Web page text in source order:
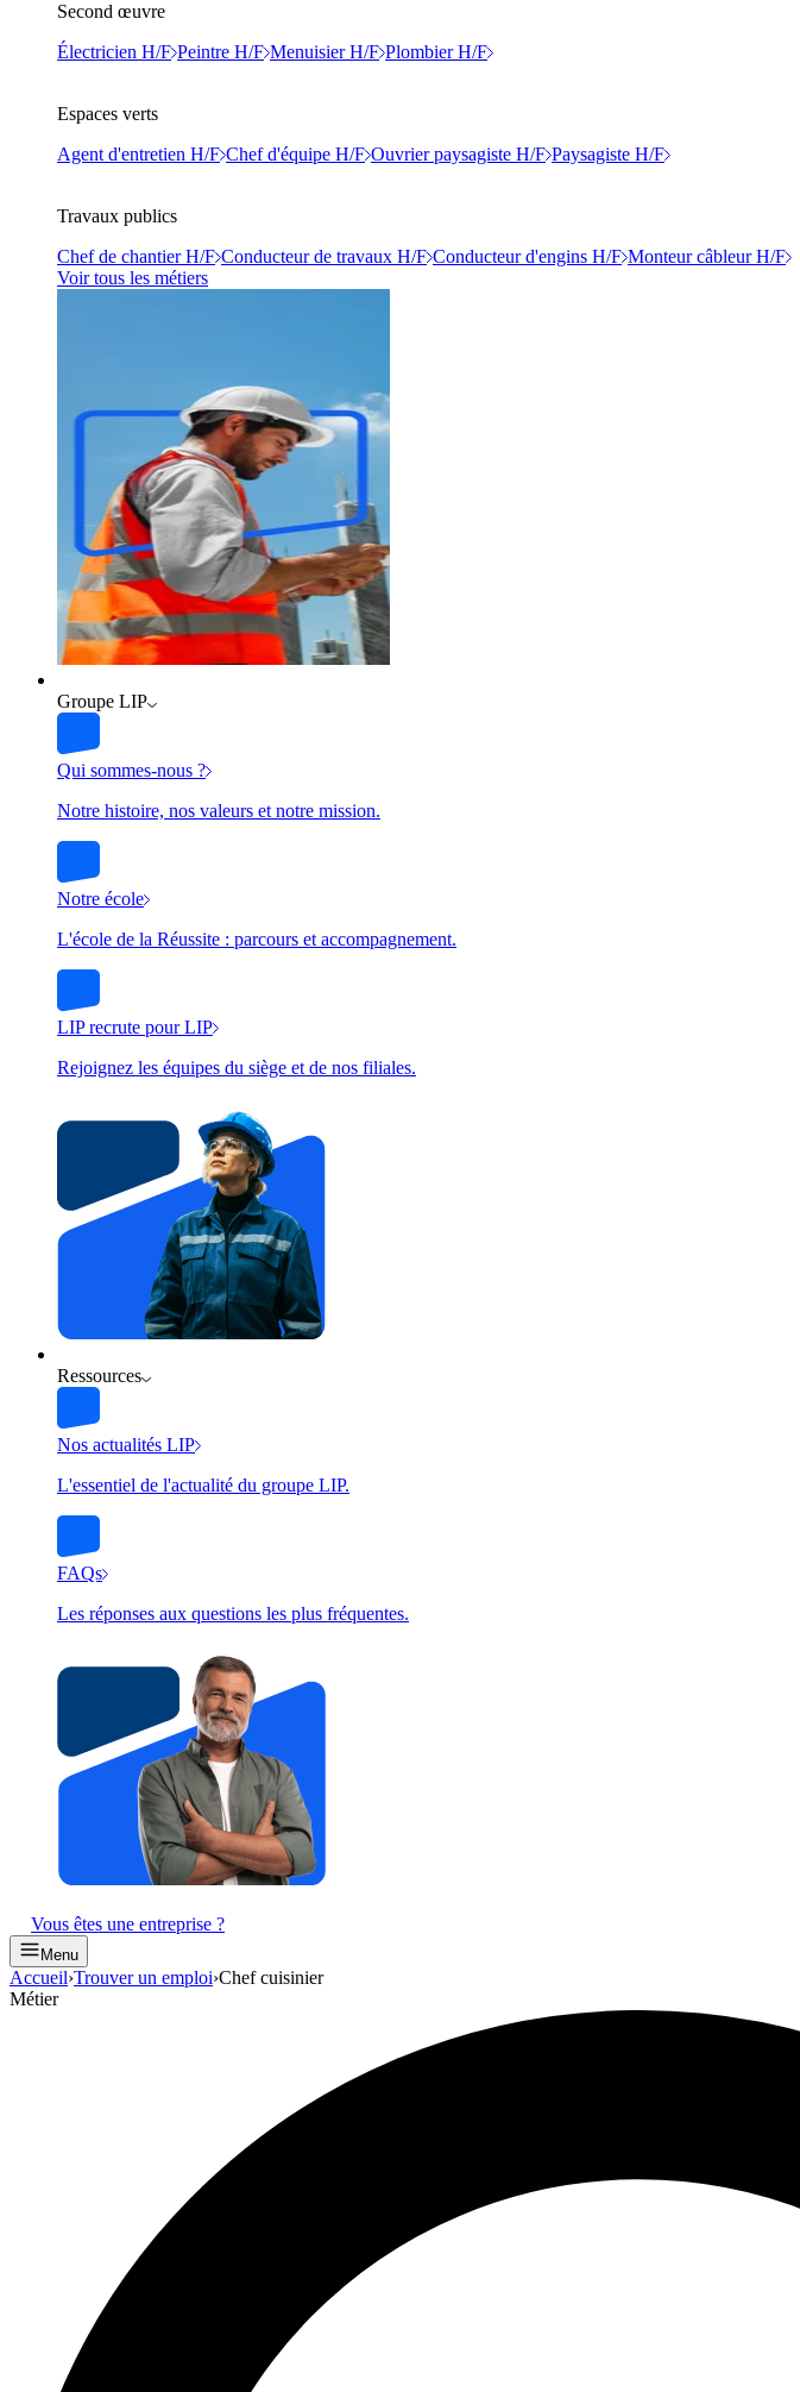
Second œuvre
Électricien H/F Peintre H/F Menuisier H/F Plombier H/F
Espaces verts
Agent d'entretien H/F Chef d'équipe H/F Ouvrier paysagiste H/F Paysagiste H/F
Travaux publics
Chef de chantier H/F Conducteur de travaux H/F Conducteur d'engins H/F Monteur câbleur H/F
Voir tous les métiers
Groupe LIP
Qui sommes-nous ?
Notre histoire, nos valeurs et notre mission.
Notre école
L'école de la Réussite : parcours et accompagnement.
LIP recrute pour LIP
Rejoignez les équipes du siège et de nos filiales.
Ressources
Nos actualités LIP
L'essentiel de l'actualité du groupe LIP.
FAQs
Les réponses aux questions les plus fréquentes.
Vous êtes une entreprise ?
Menu
Accueil›Trouver un emploi›Chef cuisinier
Métier